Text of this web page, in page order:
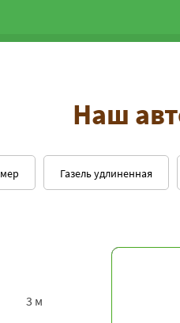
Наш
Газель удлиненная
3 м